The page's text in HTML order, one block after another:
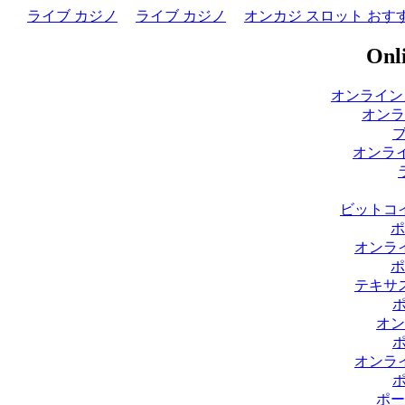
ライブ カジノ ライブ カジノ オンカジ スロット おす
オンライ
オン
オンラ
ビットコ
オンラ
テキサ
オ
オンラ
ポ